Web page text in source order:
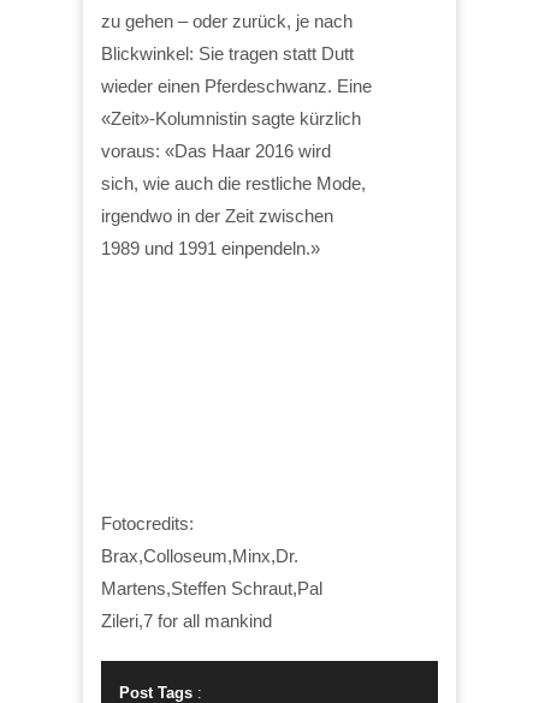
zu gehen – oder zurück, je nach
Blickwinkel: Sie tragen statt Dutt
wieder einen Pferdeschwanz. Eine
«Zeit»-Kolumnistin sagte kürzlich
voraus: «Das Haar 2016 wird
sich, wie auch die restliche Mode,
irgendwo in der Zeit zwischen
1989 und 1991 einpendeln.»
Fotocredits:
Brax,Colloseum,Minx,Dr.
Martens,Steffen Schraut,Pal
Zileri,7 for all mankind
Post Tags :